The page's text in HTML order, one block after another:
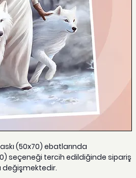
(50x70) ebatlarında
seçeneği tercih edildiğinde sipariş
değişmektedir.